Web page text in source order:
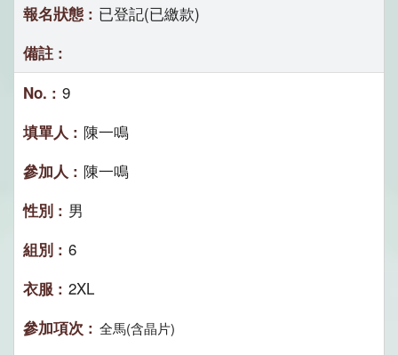
已登記(已繳款)
9
陳一鳴
陳一鳴
男
6
2XL
全馬(含晶片)